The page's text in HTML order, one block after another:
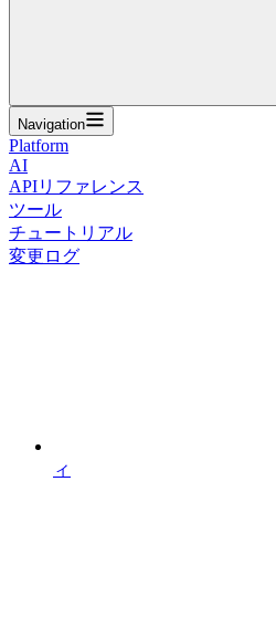
Navigation
Platform
AI
APIリファレンス
ツール
チュートリアル
変更ログ
ィ